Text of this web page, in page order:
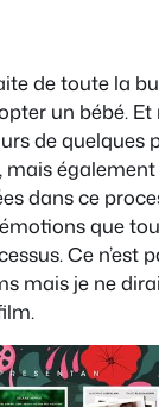
de toute la
un bébé.
de quelques
également
dans ce
que
Ce n’est
mais je ne